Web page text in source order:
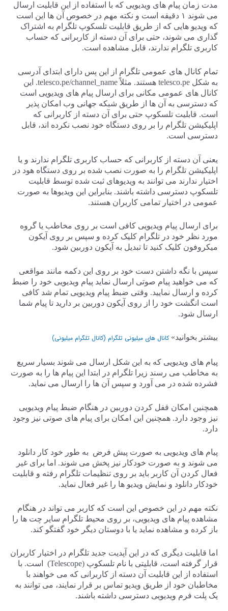
مدت زمان پیام های ویدیویی که با استفاده از این قابلیت ارسال
می شوند ۱ دقیقه است و نکته مهم در خصوص آن ها این است
که ویدیو هایی که از طریق قابلیت تلسکوپ تلگرام به اشتراک
گذاری می شوند، حتی برای آن دسته از کاربرانی که حساب
کاربری تلگرام ندارند، قابل مشاهده است.
تمام کانال های عمومی تلگرام از این پس دارای ابتدای آدرسی
به شکل telesco.pe هستند. مثلاً telesco.pe/channel_name. این
کانال های عمومی مکانی برای ارسال پیام های ویدیویی است
که دسترسی به آن ها از طریق شبکه جهانی وب امکان پذیر
است. قابلیت تلسکوپ حتی برای آن دسته از کاربرانی که
اپلیکیشن تلگرام را بر روی دستگاه خود نصب نکرده اند، قابل
دسترسی است.
یعنی آن دسته از کاربرانی که حساب کاربری تلگرام ندارند و یا
اپلیکیشن تلگرام را به صورت نصب شده بر روی دستگاه هود در
اختیار ندارند می توانند به ویدیوهای ثبت شده توسط قابلیت
تلسکوپ دسترسی داشته باشند. بنابراین این ویدیوها به صورت
عمومی در اختیار تمامی کاربران هستند.
برای ارسال پیام ویدیویی کافی است بر روی مخاطب یا گروه
مورد نظر خود در تلگرام کلیک کرده و سپس بر روی آیکون
میکروفون کلیک کنید تا تبدیل به آیکون دوربین شود.
سپس با نگه داشتن دست خود بر روی این دکمه مانند مواقعی
که می خواهید پیام صوتی ارسال نماید پیام ویدیویی خود را ضبط
کرده و ارسال نمایید. وقتی ضبط پیام ویدیویی تمام شد کافی
است انگشت خود را از روی آیکون دوربین بر دارید تا پیام شما
ارسال شود.
بیشتر بخوانید»کانال های میلیونی تلگرام (کانال تلگرام میلیونی)
پیام های ویدیویی که به این شکل ارسال می شوند بسیار سریع
به مخاطب می رسند زیرا تلگرام در ابتدا این پیام ها را به صورت
فشرده شده در می آورد و سپس آن ها را ارسال می نماید.
همچنین امکان قفل کردن دوربین در هنگام ضبط پیام ویدیویی
نیز وجود دارد. همچنین این امکان برای پیام های صوتی نیز وجود
دارد.
پیام های ویدیویی به صورت پیش فرض به طور خود کار دانلود
می شوند و به صورت خودکار نیز پخش می شوند. اما برای غیر
فعال کردن آن کاربر باید بر روی تنظیمات تلگرام رفته و قابلیت
خودکار دانلود و نمایش ویدیو ها را غیر فعال نماید.
نکته مهم در این خصوص این است که کاربر می تواند در هنگام
مشاهده پیام های ویدیویی، بر روی محیط تلگرام سایر چت ها را
باز کرده و مشاهده نماید یا با دوستان دیگر خود گفتگو کند.
اما قابلیت دیگری که در این آپدیت جدید تلگرام در اختیار کاربران
قرار گرفته است، قابلیتی با نام تلسکوپ (Telescope) است. با
استفاده از این قابلیت آن دسته از کاربرانی که می خواهند با
مخاطبان خود از طریق ویدیو تماس بر قرار نمایند، می توانند به
یک پلت فرم ویدیویی دسترسی داشته باشند.